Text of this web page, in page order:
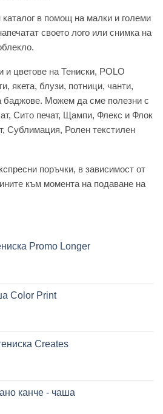
в помощ на малки и големи
своето лого или снимка на
и цветове на Тениски, POLO
якета, блузи, потници, чанти,
баджове. Можем да сме полезни с
Сито печат, Щампи, Флекс и Флок
Сублимация, Ролен текстилен
поръчки, в зависимост от
към момента на подаване на
Promo Longer
Color Print
Creates
канче - чаша